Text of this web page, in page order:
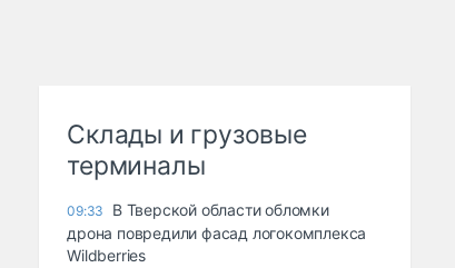
Склады и грузовые
терминалы
09:33
В Тверской области обломки
дрона повредили фасад логокомплекса
Wildberries